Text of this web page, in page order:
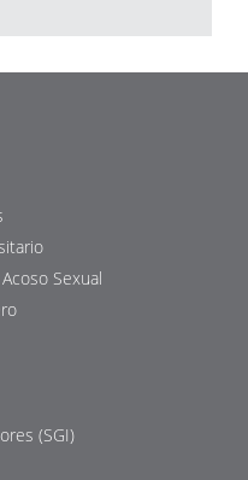
Sexual
(SGI)